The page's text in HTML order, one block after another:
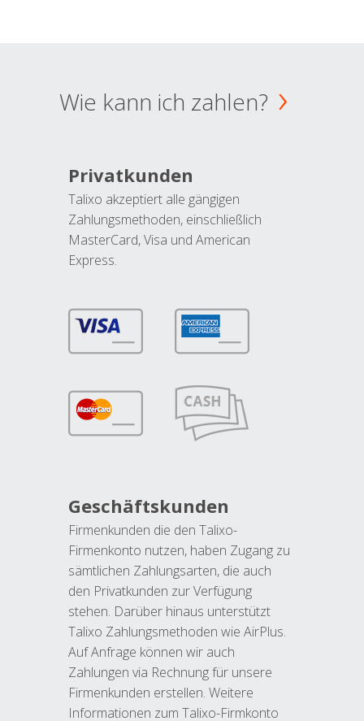
Wie kann ich zahlen?
Privatkunden
Talixo akzeptiert alle gängigen
Zahlungsmethoden, einschließlich
MasterCard, Visa und American
Express.
Geschäftskunden
Firmenkunden die den Talixo-
Firmenkonto nutzen, haben Zugang zu
sämtlichen Zahlungsarten, die auch
den Privatkunden zur Verfügung
stehen. Darüber hinaus unterstützt
Talixo Zahlungsmethoden wie AirPlus.
Auf Anfrage können wir auch
Zahlungen via Rechnung für unsere
Firmenkunden erstellen. Weitere
Informationen zum Talixo-Firmkonto